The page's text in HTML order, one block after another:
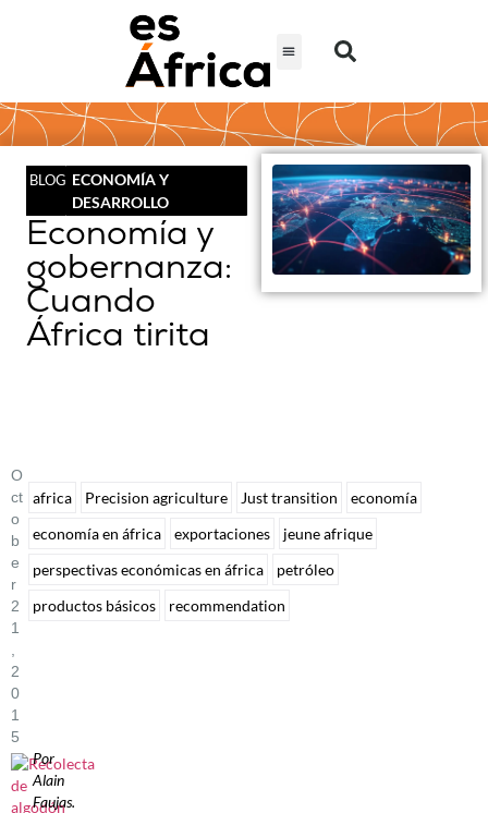
BLOG ECONOMÍA Y
DESARROLLO
Economía y
gobernanza:
Cuando
África tirita
O
Ct
O
B
E
R
2
1
2
0
1
5
Por
Alain
Faujas.
africa Precision agriculture Just transition
economía
economía en áfrica
exportaciones
jeune afrique
perspectivas económicas en áfrica
petróleo
productos básicos
recommendation